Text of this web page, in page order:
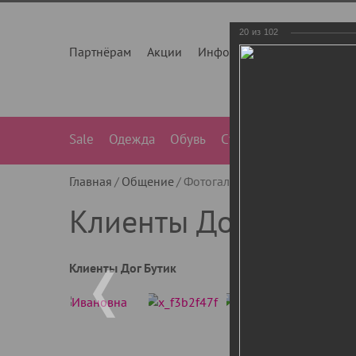
Партнёрам Акции Инфо О нас
Sale Одежда Обувь Сумки
Главная Общение Фотогалерея
Клиенты Дог Бутик
Клиенты Дог Бутик
20 из 102